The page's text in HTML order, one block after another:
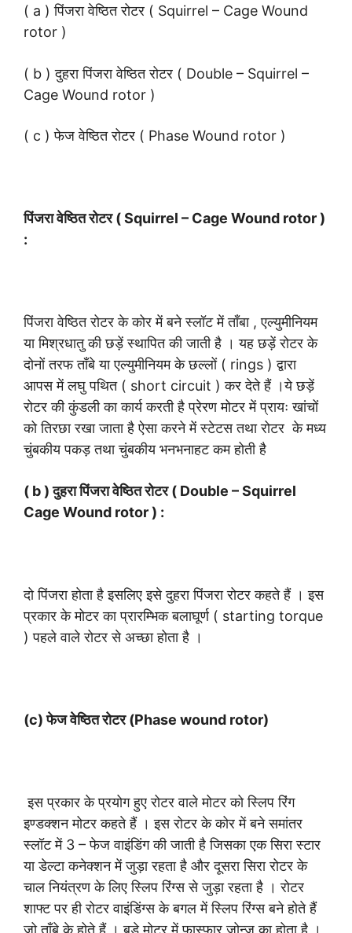
( a ) पिंजरा वेष्ठित रोटर ( Squirrel – Cage Wound
rotor )
( b ) दुहरा पिंजरा वेष्ठित रोटर ( Double – Squirrel –
Cage Wound rotor )
( c ) फेज वेष्ठित रोटर ( Phase Wound rotor )
पिंजरा वेष्ठित रोटर ( Squirrel – Cage Wound rotor )
:
पिंजरा वेष्ठित रोटर के कोर में बने स्लॉट में ताँबा , एल्युमीनियम
या मिश्रधातु की छड़ें स्थापित की जाती है । यह छड़ें रोटर के
दोनों तरफ ताँबे या एल्युमीनियम के छल्लों ( rings ) द्वारा
आपस में लघु पथित ( short circuit ) कर देते हैं ।ये छड़ें
रोटर की कुंडली का कार्य करती है प्रेरण मोटर में प्रायः खांचों
को तिरछा रखा जाता है ऐसा करने में स्टेटस तथा रोटर के मध्य
चुंबकीय पकड़ तथा चुंबकीय भनभनाहट कम होती है
( b ) दुहरा पिंजरा वेष्ठित रोटर ( Double – Squirrel
Cage Wound rotor ) :
दो पिंजरा होता है इसलिए इसे दुहरा पिंजरा रोटर कहते हैं । इस
प्रकार के मोटर का प्रारम्भिक बलाघूर्ण ( starting torque
) पहले वाले रोटर से अच्छा होता है ।
(c) फेज वेष्ठित रोटर (Phase wound rotor)
इस प्रकार के प्रयोग हुए रोटर वाले मोटर को स्लिप रिंग
इण्डक्शन मोटर कहते हैं । इस रोटर के कोर में बने समांतर
स्लॉट में 3 – फेज वाइंडिंग की जाती है जिसका एक सिरा स्टार
या डेल्टा कनेक्शन में जुड़ा रहता है और दूसरा सिरा रोटर के
चाल नियंत्रण के लिए स्लिप रिंग्स से जुड़ा रहता है । रोटर
शाफ्ट पर ही रोटर वाइंडिंग्स के बगल में स्लिप रिंग्स बने होते हैं
जो ताँबे के होते हैं । बड़े मोटर में फास्फार जोन्ज का होता है ।